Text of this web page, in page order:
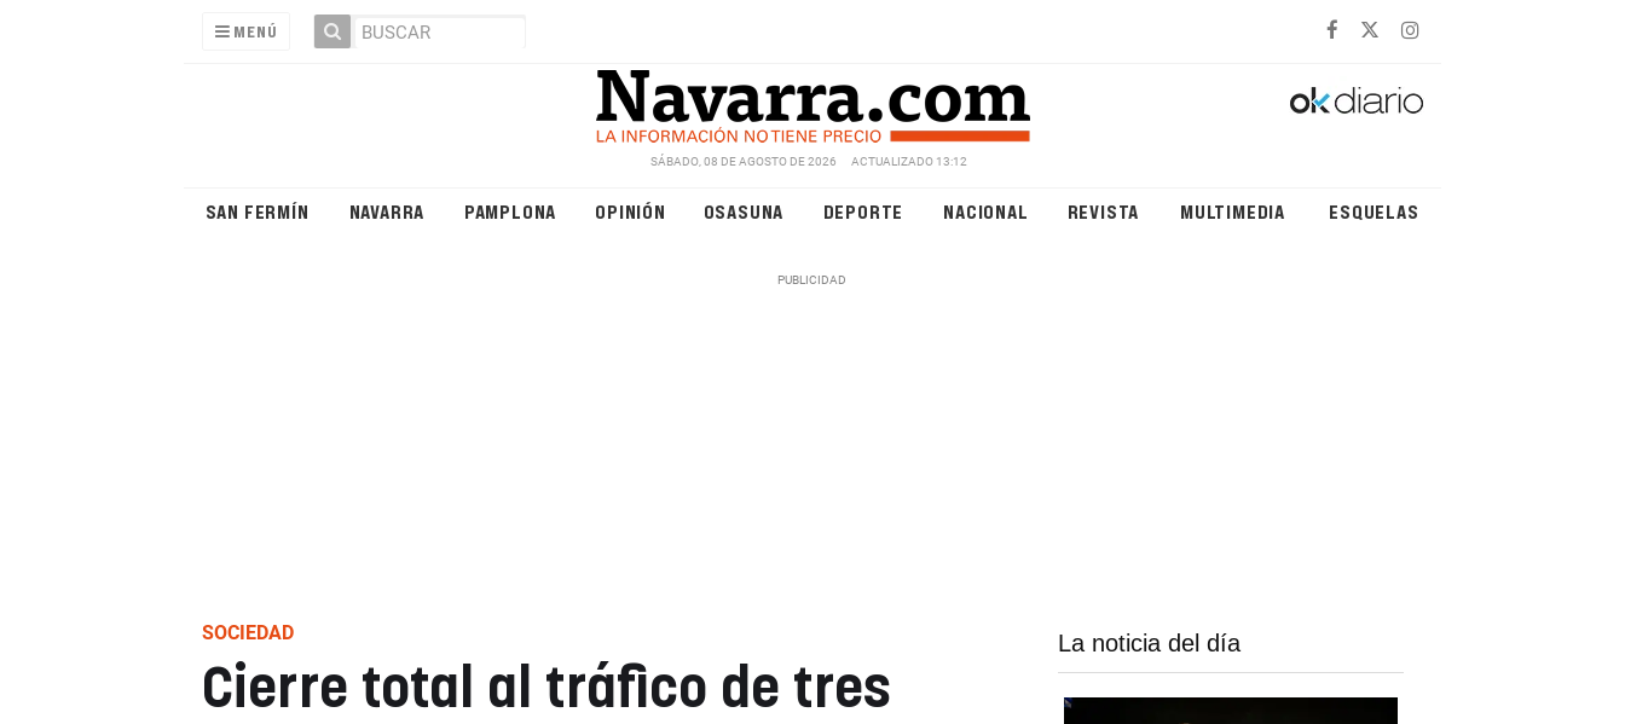
MENÚ
SÁBADO, 08 DE AGOSTO DE 2026 ACTUALIZADO 13:12
SAN FERMÍN NAVARRA PAMPLONA OPINIÓN OSASUNA DEPORTE NACIONAL REVISTA MULTIMEDIA ESQUELAS
SOCIEDAD
Cierre total al tráfico de tres
La noticia del día